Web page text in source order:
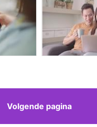
Volgende pagina